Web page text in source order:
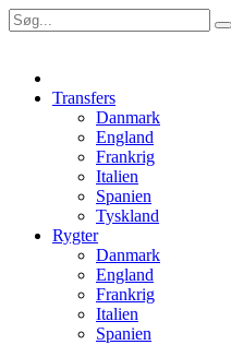
Transfers
Danmark
England
Frankrig
Italien
Spanien
Tyskland
Rygter
Danmark
England
Frankrig
Italien
Spanien